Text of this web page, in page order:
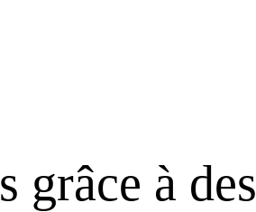
grâce à des